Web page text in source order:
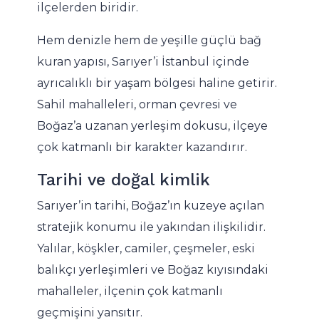
ilçelerden biridir.
Hem denizle hem de yeşille güçlü bağ
kuran yapısı, Sarıyer’i İstanbul içinde
ayrıcalıklı bir yaşam bölgesi haline getirir.
Sahil mahalleleri, orman çevresi ve
Boğaz’a uzanan yerleşim dokusu, ilçeye
çok katmanlı bir karakter kazandırır.
Tarihi ve doğal kimlik
Sarıyer’in tarihi, Boğaz’ın kuzeye açılan
stratejik konumu ile yakından ilişkilidir.
Yalılar, köşkler, camiler, çeşmeler, eski
balıkçı yerleşimleri ve Boğaz kıyısındaki
mahalleler, ilçenin çok katmanlı
geçmişini yansıtır.